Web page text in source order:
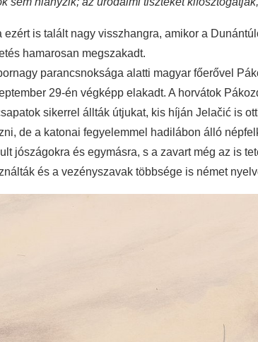
ezért is talált nagy visszhangra, amikor a
hamarosan megszakadt.
parancsnoksága alatti magyar főerővel
29-én végképp elakadt. A horvátok
sikerrel állták útjukat, kis híján Jelačić is
de a katonai fegyelemmel hadilábon álló
jószágokra és egymásra, s a zavart még az is
és a vezényszavak többsége is német